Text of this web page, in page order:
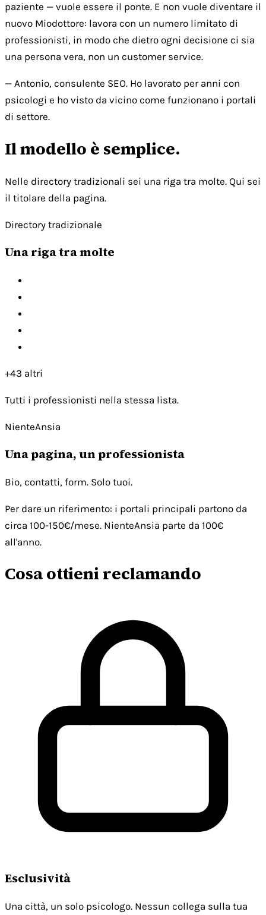
paziente — vuole essere il ponte. E non vuole diventare il
nuovo Miodottore: lavora con un numero limitato di
professionisti, in modo che dietro ogni decisione ci sia
una persona vera, non un customer service.
— Antonio, consulente SEO. Ho lavorato per anni con
psicologi e ho visto da vicino come funzionano i portali
di settore.
Il modello è semplice.
Nelle directory tradizionali sei una riga tra molte. Qui sei
il titolare della pagina.
Directory tradizionale
Una riga tra molte
+43 altri
Tutti i professionisti nella stessa lista.
NienteAnsia
Una pagina, un professionista
Bio, contatti, form. Solo tuoi.
Per dare un riferimento: i portali principali partono da
circa 100-150€/mese. NienteAnsia parte da 100€
all'anno.
Cosa ottieni reclamando
Esclusività
Una città, un solo psicologo. Nessun collega sulla tua